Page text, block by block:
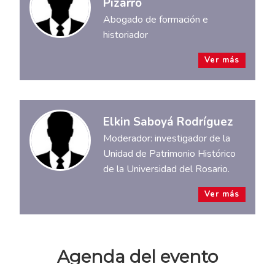
Abogado de formación e
historiador
Ver más
Elkin Saboyá Rodríguez
Moderador: investigador de la
Unidad de Patrimonio Histórico
de la Universidad del Rosario.
Ver más
Agenda del evento